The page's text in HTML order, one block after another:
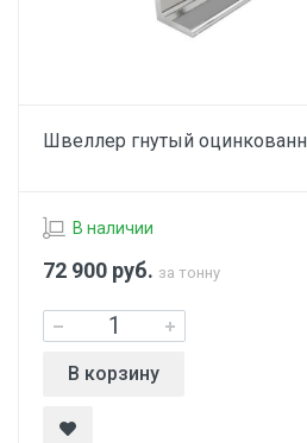
Швеллер гнутый
В наличии
72 900 руб. за тонну
В корзину